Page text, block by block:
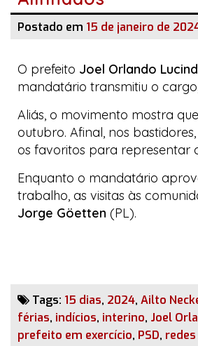
Postado em 15 de janeiro de
O prefeito Joel Orlando
mandatário transmitiu o
Aliás, o movimento mostra
outubro. Afinal, nos
os favoritos para representar
Enquanto o mandatário
trabalho, as visitas às
Jorge Göetten (PL).
Tags: 15 dias, 2024, Ailto
férias, indícios, interino, Joel
prefeito em exercício, PSD,